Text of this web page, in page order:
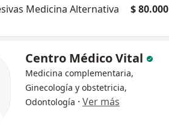
Medicina Alternativa $ 80.000
Centro Médico Vital
Medicina complementaria,
Ginecología y obstetricia,
Odontología · Ver más